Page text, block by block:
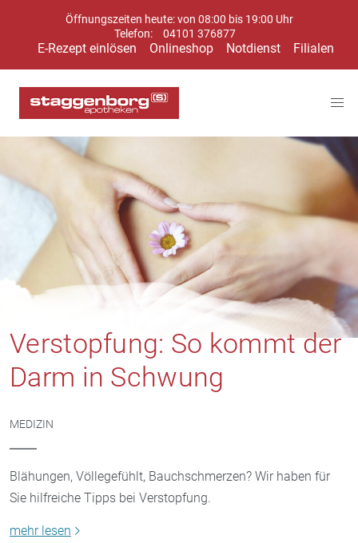
Öffnungszeiten heute: von 08:00 bis 19:00 Uhr
Telefon:
04101 376877
E-Rezept einlösen Onlineshop Notdienst Filialen
Verstopfung: So kommt der
Darm in Schwung
MEDIZIN
Blähungen, Völlegefühlt, Bauchschmerzen? Wir haben für
Sie hilfreiche Tipps bei Verstopfung.
mehr lesen